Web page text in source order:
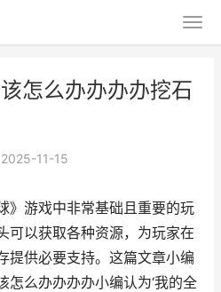
怎么办办办办挖石
11-15
》游戏中非常基础且重要的玩
可以获取各种资源，为玩家在
提供必要支持。这篇文章小编
怎么办办办办小编认为‘我的全